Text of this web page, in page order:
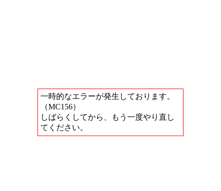
一時的なエラーが発生しております。
（MC156）
しばらくしてから、もう一度やり直し
てください。